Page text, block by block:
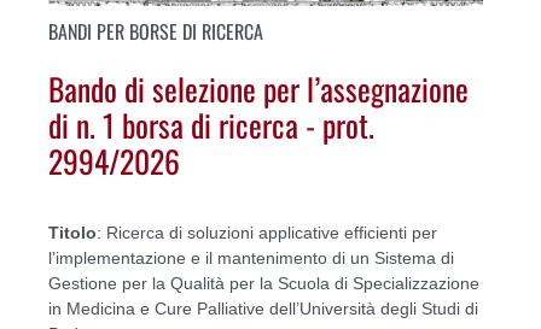
BANDI PER BORSE DI RICERCA
Bando di selezione per l’assegnazione
di n. 1 borsa di ricerca - prot.
2994/2026
Titolo: Ricerca di soluzioni applicative efficienti per
l’implementazione e il mantenimento di un Sistema di
Gestione per la Qualità per la Scuola di Specializzazione
in Medicina e Cure Palliative dell’Università degli Studi di